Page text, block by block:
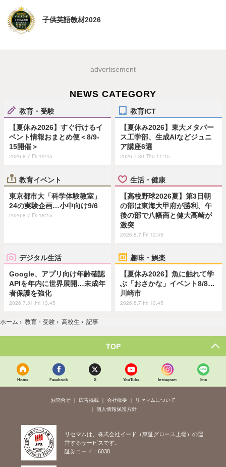
子供英語教材2026
advertisement
NEWS CATEGORY
教育・受験
【夏休み2026】すぐ行けるイ
ベント情報おまとめ便＜8/9-
15開催＞
2026.8.7 Fri 19:45
教育ICT
【夏休み2026】東大メタバー
ス工学部、生成AIなどジュニ
ア講座6選
2026.7.30 Thu 11:15
教育イベント
東京都市大「科学体験教室」
24の実験企画…小中向け9/6
2026.8.7 Fri 18:15
生活・健康
【高校野球2026夏】第3日朝
の部は東海大甲府が勝利、午
後の部で八幡商と健大高崎が
激突
2026.8.7 Fri 12:45
デジタル生活
Google、アプリ向け年齢確認
APIを年内に世界展開…未成年
者保護を強化
2026.7.31 Fri 13:45
趣味・娯楽
【夏休み2026】魚に触れて学
ぶ「おさかな」イベント8/8…
川崎市
2026.8.7 Fri 10:45
ホーム › 教育・受験 › 高校生 › 記事
TOP
Home Facebook X YouTube Instagram line
お問合せ 広告掲載 会社概要
リセマムについて
個人情報保護方針
リセマムは、株式会社イード（東証グロース上場）の運
営するサービスです。
証券コード：6038